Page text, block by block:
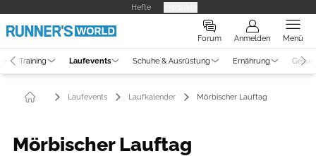
Hefte
Forum Anmelden Menü
Training Laufevents Schuhe & Ausrüstung Ernährung
Laufevents Laufkalender Mörbischer Lauftag
Mörbischer Lauftag